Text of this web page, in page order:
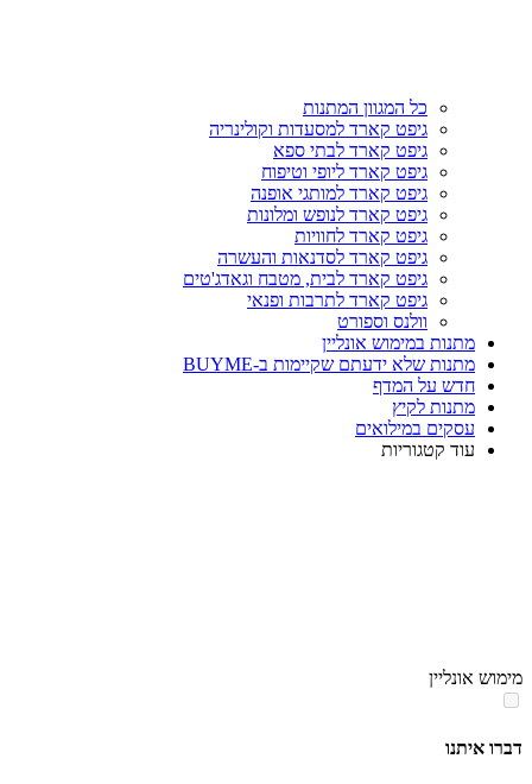
כל המגוון המתנות
גיפט קארד למסעדות וקולינריה
גיפט קארד לבתי ספא
גיפט קארד ליופי וטיפוח
גיפט קארד למותגי אופנה
גיפט קארד לנופש ומלונות
גיפט קארד לחוויות
גיפט קארד לסדנאות והעשרה
גיפט קארד לבית, מטבח וגאדג'טים
גיפט קארד לתרבות ופנאי
וולנס וספורט
מתנות במימוש אונליין
מתנות שלא ידעתם שקיימות ב-BUYME
חדש על המדף
מתנות לקיץ
עסקים במילואים
עוד קטגוריות
אזור
מימוש אונליין
דברו איתנו